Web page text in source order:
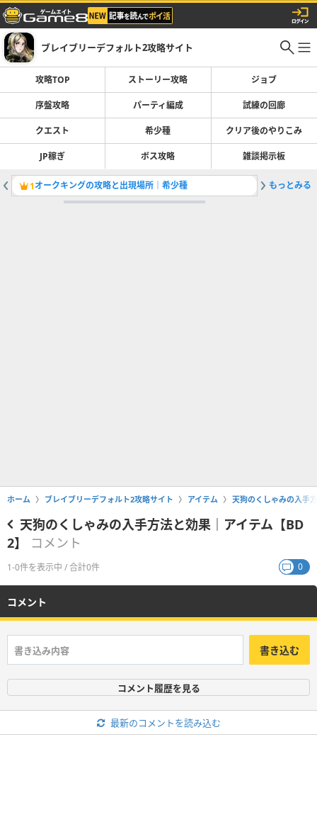
ブレイブリーデフォルト2攻略サイト
攻略TOP ストーリー攻略 ジョブ
序盤攻略 パーティ編成 試練の回廊
クエスト 希少種 クリア後のやりこみ
JP稼ぎ ボス攻略 雑談掲示板
1オークキングの攻略と出現場所｜希少種 2声優（
もっとみる
ホーム ブレイブリーデフォルト2攻略サイト アイテム 天狗のくしゃみの入手
天狗のくしゃみの入手方法と効果｜アイテム【BD
2】
コメント
1-0件を表示中 / 合計0件 0
コメント
書き込む
コメント履歴を見る
最新のコメントを読み込む